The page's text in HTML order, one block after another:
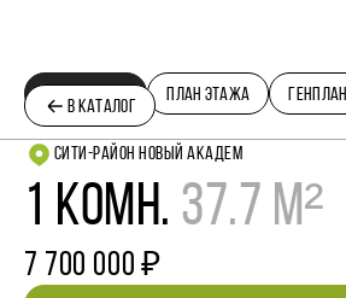
В КАТАЛОГ
ПЛАНИРОВКА ПЛАН ЭТАЖА ГЕНПЛАН
СИТИ-РАЙОН НОВЫЙ АКАДЕМ
1 КОМН. 37.7 М²
7 700 000 ₽